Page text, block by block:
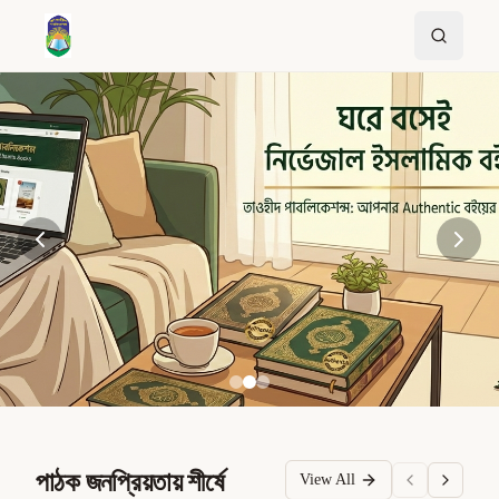
পাঠক জনপ্রিয়তায় শীর্ষে View All